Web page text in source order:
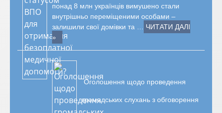
понад 8 млн українців вимушено стали
внутрішньо переміщеними особами –
залишили свої домівки та …
ЧИТАТИ ДАЛІ
»
Оголошення щодо проведення
громадських слухань з обговорення